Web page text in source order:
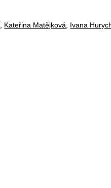
Kateřina Matějková Ivana